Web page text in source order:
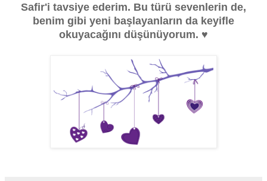
Safir'i tavsiye ederim. Bu türü sevenlerin de,
benim gibi yeni başlayanların da keyifle
okuyacağını düşünüyorum. ♥